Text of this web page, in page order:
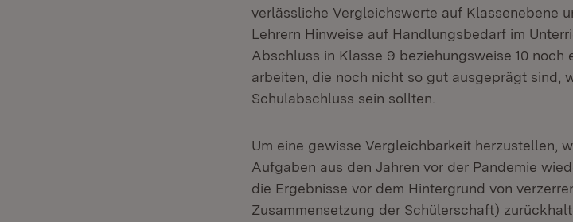
verlässliche Vergleichswerte auf Klassenebene
Lehrern Hinweise auf Handlungsbedarf im
Abschluss in Klasse 9 beziehungsweise 10
arbeiten, die noch nicht so gut ausgeprägt sind,
Schulabschluss sein sollten.
Um eine gewisse Vergleichbarkeit herzustellen,
Aufgaben aus den Jahren vor der Pandemie
die Ergebnisse vor dem Hintergrund von
Zusammensetzung der Schülerschaft)